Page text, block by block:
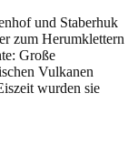
und Staberhuk
zum Herumklettern
Große
Vulkanen
wurden sie